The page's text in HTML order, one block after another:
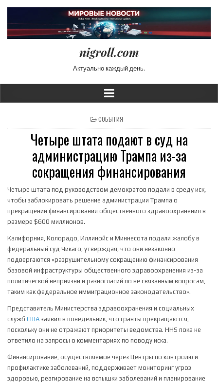
nigroll.com
Актуально каждый день.
POSTED IN
СОБЫТИЯ
Четыре штата подают в суд на
администрацию Трампа из-за
сокращения финансирования
Четыре штата под руководством демократов подали в среду иск,
чтобы заблокировать решение администрации Трампа о
прекращении финансирования общественного здравоохранения в
размере $600 миллионов.
Калифорния, Колорадо, Иллинойс и Миннесота подали жалобу в
федеральный суд Чикаго, утверждая, что они незаконно
подвергаются «разрушительному сокращению финансирования
базовой инфраструктуры общественного здравоохранения из-за
политической неприязни и разногласий по не связанным вопросам,
таким как федеральное иммиграционное законодательство».
Представитель Министерства здравоохранения и социальных
служб США заявил в понедельник, что гранты прекращаются,
поскольку они не отражают приоритеты ведомства. HHS пока не
ответило на запросы о комментариях по поводу иска.
Финансирование, осуществляемое через Центры по контролю и
профилактике заболеваний, поддерживает мониторинг угроз
здоровью, реагирование на вспышки заболеваний и планирование